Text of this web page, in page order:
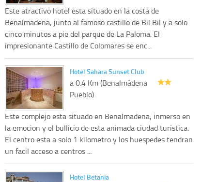
Este atractivo hotel esta situado en la costa de
Benalmadena, junto al famoso castillo de Bil Bil y a solo
cinco minutos a pie del parque de La Paloma. El
impresionante Castillo de Colomares se enc...
Hotel Sahara Sunset Club
a 0.4 Km (Benalmádena
Pueblo)
Este complejo esta situado en Benalmadena, inmerso en
la emocion y el bullicio de esta animada ciudad turistica.
El centro esta a solo 1 kilometro y los huespedes tendran
un facil acceso a centros ...
Hotel Betania